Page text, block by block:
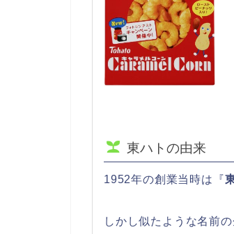
東ハトの由来
1952年の創業当時は『
しかし似たような名前